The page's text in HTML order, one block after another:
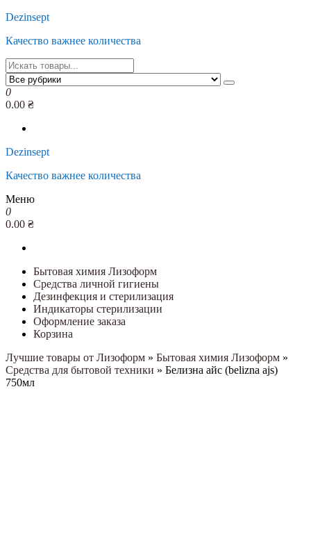
Перейти
содержимому
Dezinsept
Качество важнее количества
0
0.00 ₴
Dezinsept
Качество важнее количества
Меню
0
0.00 ₴
Бытовая химия Лизоформ
Средства личной гигиены
Дезинфекция и стерилизация
Индикаторы стерилизации
Оформление заказа
Корзина
Лучшие товары от Лизоформ » Бытовая химия Лизоформ »
Средства для бытовой техники » Белизна айс (belizna ajs)
750мл